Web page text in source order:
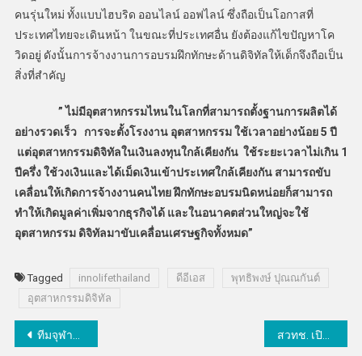
คนรุ่นใหม่ ทั้งแบบไฮบริด ออนไลน์ ออฟไลน์ ซึ่งถือเป็นโอกาสที่
ประเทศไทยจะเดินหน้า ในขณะที่ประเทศอื่น ยังต้องแก้ไขปัญหาโค
วิดอยู่ ดังนั้นการจ้างงานการอบรมฝึกทักษะด้านดิจิทัลให้เด็กจึงถือเป็น
สิ่งที่สำคัญ
” ไม่มีอุตสาหกรรมไหนในโลกที่สามารถตั้งฐานการผลิตได้
อย่างรวดเร็ว การจะตั้งโรงงาน อุตสาหกรรม ใช้เวลาอย่างน้อย 5 ปี
แต่อุตสาหกรรมดิจิทัลในเงินลงทุนใกล้เคียงกัน ใช้ระยะเวลาไม่เกิน 1
ปีครึ่ง ใช้วงเงินและได้เม็ดเงินเข้าประเทศใกล้เคียงกัน สามารถขับ
เคลื่อนให้เกิดการจ้างงานคนไทย ฝึกทักษะอบรมนิดหน่อยก็สามารถ
ทำให้เกิดมูลค่าเพิ่มจากธุรกิจได้ และในอนาคตส่วนใหญ่จะใช้
อุตสาหกรรม ดิจิทัลมาขับเคลื่อนเศรษฐกิจทั้งหมด”
Tagged innolifethailand ดีอีเอส
พุทธิพงษ์ ปุณณกันต์
อุตสาหกรรมดิจิทัล
แนะแนว
ทีมจุฬาภรณราชวิทยาลัย นครศรีธรรมราช คว้าแชมป์ประดิษฐ์ดาวเทียมกระป๋องปีนี้ สวทช. เปิดรับสมัคร Food SME เข้าร่วมโครงการ PADTHAI Batch #7